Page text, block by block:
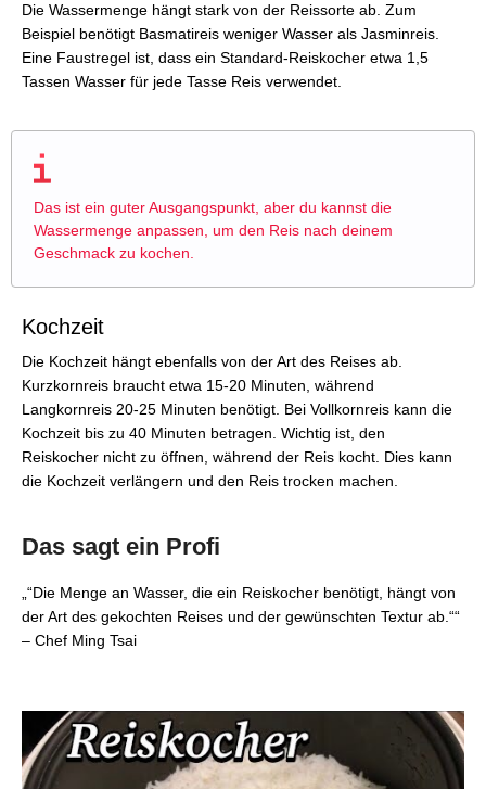
Die Wassermenge hängt stark von der Reissorte ab. Zum
Beispiel benötigt Basmatireis weniger Wasser als Jasminreis.
Eine Faustregel ist, dass ein Standard-Reiskocher etwa 1,5
Tassen Wasser für jede Tasse Reis verwendet.
Das ist ein guter Ausgangspunkt, aber du kannst die
Wassermenge anpassen, um den Reis nach deinem
Geschmack zu kochen.
Kochzeit
Die Kochzeit hängt ebenfalls von der Art des Reises ab.
Kurzkornreis braucht etwa 15-20 Minuten, während
Langkornreis 20-25 Minuten benötigt. Bei Vollkornreis kann die
Kochzeit bis zu 40 Minuten betragen. Wichtig ist, den
Reiskocher nicht zu öffnen, während der Reis kocht. Dies kann
die Kochzeit verlängern und den Reis trocken machen.
Das sagt ein Profi
„“Die Menge an Wasser, die ein Reiskocher benötigt, hängt von
der Art des gekochten Reises und der gewünschten Textur ab.““
– Chef Ming Tsai